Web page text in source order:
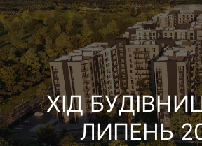
ХІД
ЛИПЕНЬ